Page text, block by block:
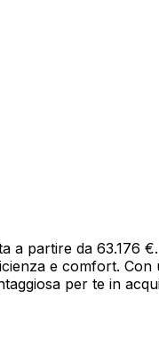
a partire da 63.176
e comfort.
per te in